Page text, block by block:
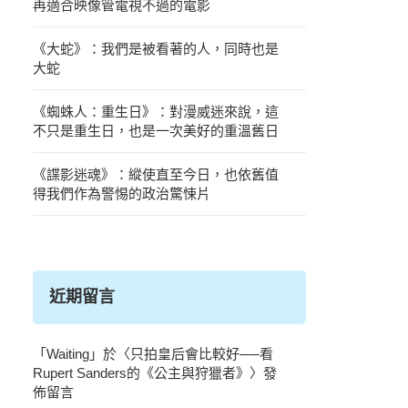
再適合映像管電視不過的電影
《大蛇》：我們是被看著的人，同時也是
大蛇
《蜘蛛人：重生日》：對漫威迷來說，這
不只是重生日，也是一次美好的重溫舊日
《諜影迷魂》：縱使直至今日，也依舊值
得我們作為警惕的政治驚悚片
近期留言
「 Waiting 」於〈只拍皇后會比較好──看
Rupert Sanders的《公主與狩獵者》 〉發
佈留言